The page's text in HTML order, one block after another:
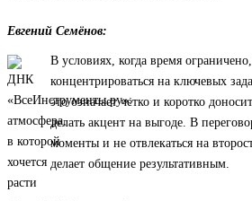
Евгений Семёнов:
В условиях, когда время
концентрироваться на ключевых
это означает четко и коротко
делать акцент на выгоде. В
моменты и не отвлекаться на
делает общение результативным.